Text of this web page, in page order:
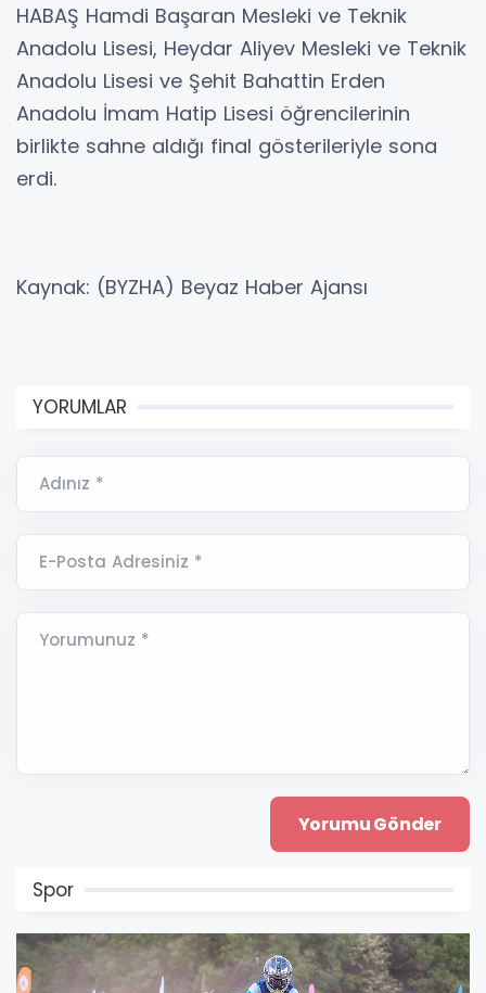
HABAŞ Hamdi Başaran Mesleki ve Teknik
Anadolu Lisesi, Heydar Aliyev Mesleki ve Teknik
Anadolu Lisesi ve Şehit Bahattin Erden
Anadolu İmam Hatip Lisesi öğrencilerinin
birlikte sahne aldığı final gösterileriyle sona
erdi.
Kaynak: (BYZHA) Beyaz Haber Ajansı
YORUMLAR
Adınız *
E-Posta Adresiniz *
Yorumunuz *
Spor